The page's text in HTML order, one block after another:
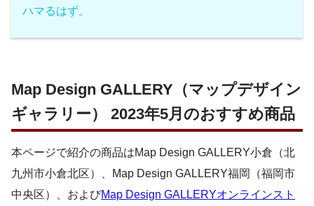
ハマるはず。
Map Design GALLERY（マップデザイン
ギャラリー） 2023年5月のおすすめ商品
本ページで紹介の商品はMap Design GALLERY小倉（北
九州市小倉北区）、Map Design GALLERY福岡（福岡市
中央区）、およびMap Design GALLERYオンラインスト